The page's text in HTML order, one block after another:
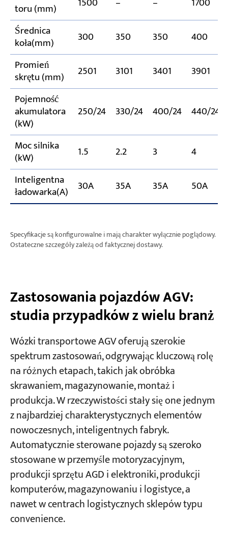
toru (mm)
Średnica
koła(mm) 300 350 350
400
Promień
skrętu (mm) 2501 3101 3401
3901
Pojemność
akumulatora
(kW)
250/24 330/24 400/24 440/24
Moc silnika
(kW) 1.5 2.2 3
4
Inteligentna
ładowarka(A) 30A 35A 35A 50A
Specyfikacje są konfigurowalne i mają charakter wyłącznie poglądowy.
Ostateczne szczegóły zależą od faktycznej dostawy.
Zastosowania pojazdów AGV:
studia przypadków z wielu branż
Wózki transportowe AGV oferują szerokie
spektrum zastosowań, odgrywając kluczową rolę
na różnych etapach, takich jak obróbka
skrawaniem, magazynowanie, montaż i
produkcja. W rzeczywistości stały się one jednym
z najbardziej charakterystycznych elementów
nowoczesnych, inteligentnych fabryk.
Automatycznie sterowane pojazdy są szeroko
stosowane w przemyśle motoryzacyjnym,
produkcji sprzętu AGD i elektroniki, produkcji
komputerów, magazynowaniu i logistyce, a
nawet w centrach logistycznych sklepów typu
convenience.